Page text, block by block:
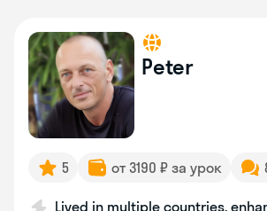
Peter
5 от 3190 ₽ за урок
Lived in multiple countries,